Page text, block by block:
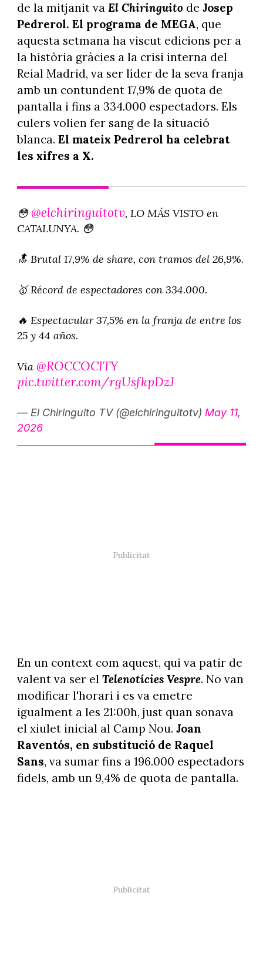
de la mitjanit va El Chiringuitode Josep
Pedrerol. El programa de MEGA, que
aquesta setmana ha viscut edicions per a
la història gràcies a la crisi interna del
Reial Madrid, va ser líder de la seva franja
amb un contundent 17,9% de quota de
pantalla i fins a 334.000 espectadors. Els
culers volien fer sang de la situació
blanca. El mateix Pedrerol ha celebrat
les xifres a X.
😳 @elchiringuitotv, LO MÁS VISTO en
CATALUNYA. 😳
🔝 Brutal 17,9% de share, con tramos del 26,9%.
🥇 Récord de espectadores con 334.000.
🔥 Espectacular 37,5% en la franja de entre los
25 y 44 años.
Vía @ROCCOCITY
pic.twitter.com/rgUsfkpDzJ
— El Chiringuito TV (@elchiringuitotv) May 11,
2026
En un context com aquest, qui va patir de
valent va ser el Telenotícies Vespre. No van
modificar l'horari i es va emetre
igualment a les 21:00h, just quan sonava
el xiulet inicial al Camp Nou. Joan
Raventós, en substitució de Raquel
Sans, va sumar fins a 196.000 espectadors
fidels, amb un 9,4% de quota de pantalla.